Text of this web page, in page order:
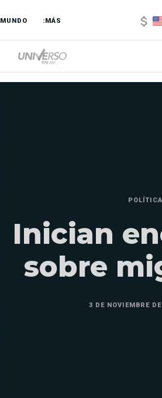
MUNDO :MÁS
POLÍTICA
Inician
sobre
3 DE NOVIEMBRE